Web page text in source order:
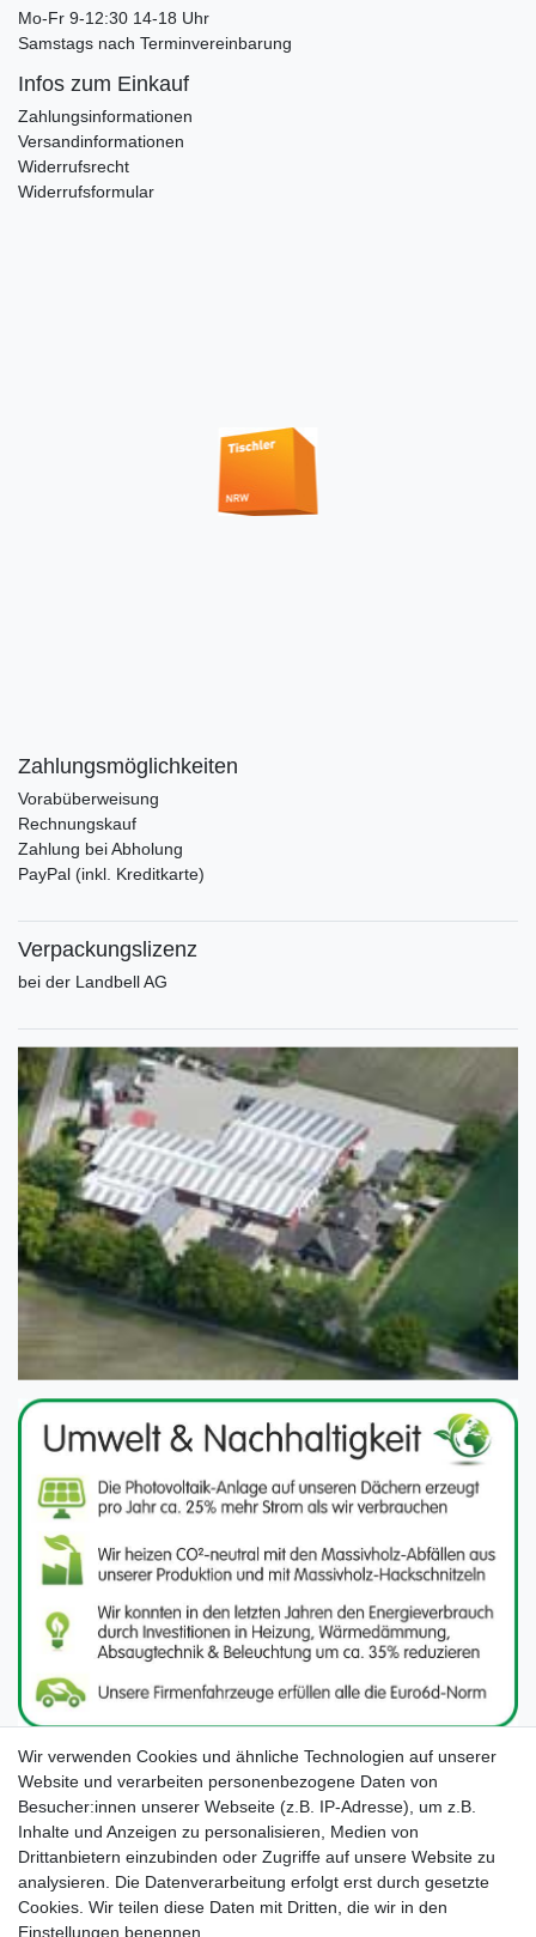
Mo-Fr 9-12:30 14-18 Uhr
Samstags nach Terminvereinbarung
Infos zum Einkauf
Zahlungsinformationen
Versandinformationen
Widerrufsrecht
Widerrufsformular
Zahlungsmöglichkeiten
Vorabüberweisung
Rechnungskauf
Zahlung bei Abholung
PayPal (inkl. Kreditkarte)
Verpackungslizenz
bei der Landbell AG
Unsere Seiten im Social Media:
Wir verwenden Cookies und ähnliche Technologien auf unserer
Website und verarbeiten personenbezogene Daten von
Besucher:innen unserer Webseite (z.B. IP-Adresse), um z.B.
Inhalte und Anzeigen zu personalisieren, Medien von
Drittanbietern einzubinden oder Zugriffe auf unsere Website zu
analysieren. Die Datenverarbeitung erfolgt erst durch gesetzte
Cookies. Wir teilen diese Daten mit Dritten, die wir in den
Einstellungen benennen.